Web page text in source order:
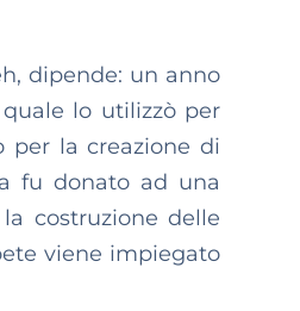
dipende: un anno
lo utilizzò per
per la creazione di
fu donato ad una
costruzione delle
viene impiegato